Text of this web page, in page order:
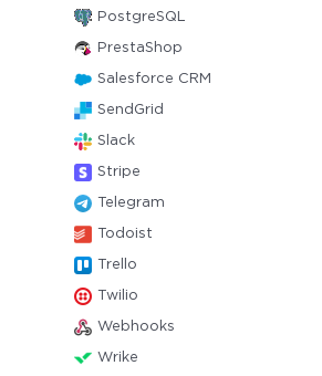
PostgreSQL
PrestaShop
Salesforce CRM
SendGrid
Slack
Stripe
Telegram
Todoist
Trello
Twilio
Webhooks
Wrike